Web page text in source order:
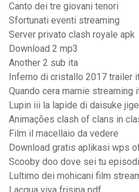
Canto dei tre giovani tenori
Sfortunati eventi streaming
Server privato clash royale apk
Download 2 mp3
Another 2 sub ita
Inferno di cristallo 2017 trailer
Quando cera marnie streaming
Lupin iii la lapide di daisuke
Animações clash of clans in
Film il macellaio da vedere
Download gratis aplikasi wps
Scooby doo dove sei tu
Lultimo dei mohicani film